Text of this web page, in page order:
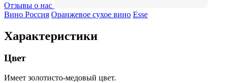
Отзывы о нас
Вино Россия Оранжевое сухое вино Esse
Характеристики
Цвет
Имеет золотисто-медовый цвет.